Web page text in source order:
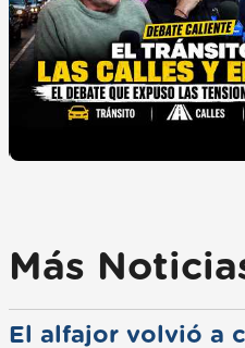
Más
El alfajor volvió a